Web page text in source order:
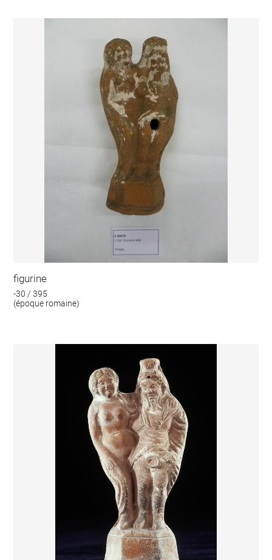
figurine
-30 / 395
(époque romaine)